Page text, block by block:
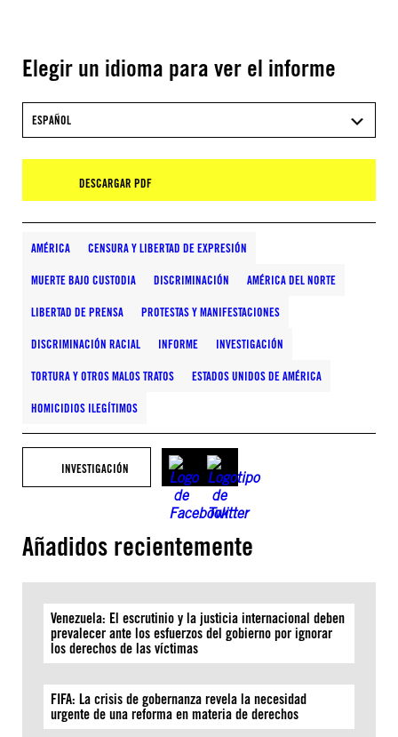
Elegir un idioma para ver el informe
ESPAÑOL
DESCARGAR PDF
AMÉRICA CENSURA Y LIBERTAD DE EXPRESIÓN
MUERTE BAJO CUSTODIA DISCRIMINACIÓN AMÉRICA DEL NORTE
LIBERTAD DE PRENSA PROTESTAS Y MANIFESTACIONES
DISCRIMINACIÓN RACIAL INFORME INVESTIGACIÓN
TORTURA Y OTROS MALOS TRATOS ESTADOS UNIDOS DE AMÉRICA
HOMICIDIOS ILEGÍTIMOS
INVESTIGACIÓN
Añadidos recientemente
Venezuela: El escrutinio y la justicia internacional deben
prevalecer ante los esfuerzos del gobierno por ignorar
los derechos de las víctimas
FIFA: La crisis de gobernanza revela la necesidad
urgente de una reforma en materia de derechos